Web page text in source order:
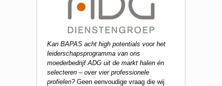
Kan BAPAS acht high potentials voor het
leiderschapsprogramma van ons
moederbedrijf ADG uit de markt halen én
selecteren – over vier professionele
profielen? Geen eenvoudige vraag die wij